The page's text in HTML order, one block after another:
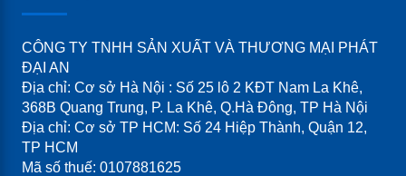
CÔNG TY TNHH SẢN XUẤT VÀ THƯƠNG MẠI PHÁT
ĐẠI AN
Địa chỉ: Cơ sở Hà Nội : Số 25 lô 2 KĐT Nam La Khê,
368B Quang Trung, P. La Khê, Q.Hà Đông, TP Hà Nội
Địa chỉ: Cơ sở TP HCM: Số 24 Hiệp Thành, Quận 12,
TP HCM
Mã số thuế: 0107881625